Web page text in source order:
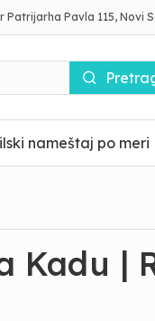
Patrijarha Pavla 115, Novi
nameštaj po meri
Kadu |